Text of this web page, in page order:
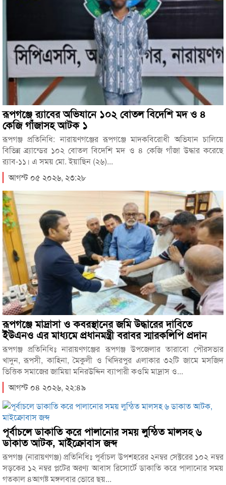
রূপগঞ্জে র‍্যাবের অভিযানে ১০২ বোতল বিদেশি মদ ও ৪
কেজি গাঁজাসহ আটক ১
রূপগঞ্জ প্রতিনিধি: নারায়ণগঞ্জের রূপগঞ্জে মাদকবিরোধী অভিযান চালিয়ে
বিভিন্ন ব্র্যান্ডের ১০২ বোতল বিদেশি মদ ও ৪ কেজি গাঁজা উদ্ধার করেছে
র‍্যাব-১১। এ সময় মো. ইয়াছিন (২৬)...
আগস্ট ০৫ ২০২৬, ২৩:২৮
রূপগঞ্জে মাদ্রাসা ও কবরস্থানের জমি উদ্ধারের দাবিতে
ইউএনও এর মাধ্যমে প্রধানমন্ত্রী বরাবর স্মারকলিপি প্রদান
রূপগঞ্জ প্রতিনিধিঃ নারায়ণগঞ্জের রূপগঞ্জ উপজেলার তারাবো পৌরসভার
খাদুন, রূপসী, কাহিনা, মৈকুলী ও খিদিরপুর এলাকার ৩২টি জামে মসজিদ
ভিত্তিক সমাজের জামিয়া মনিরউদ্দিন ব্যাপারী কওমি মাদ্রাস ও...
আগস্ট ০৪ ২০২৬, ২২:৪৯
পূর্বাচলে ডাকাতি করে পালানোর সময় লুন্ঠিত মালসহ ৬
ডাকাত আটক, মাইক্রোবাস জব্দ
রূপগঞ্জ (নারায়ণগঞ্জ) প্রতিনিধিঃ পূর্বাচল উপশহরের ২নম্বর সেক্টরের ১০২ নম্বর
সড়কের ১২ নম্বর প্লটের অরণ্য আবাস রিসোর্টে ডাকাতি করে পালানোর সময়
গতকাল ৪আগষ্ট মঙ্গলবার ভোরে ছয়...